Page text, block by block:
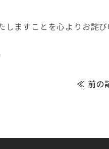
ますことを心よりお詫び
≪ 前の